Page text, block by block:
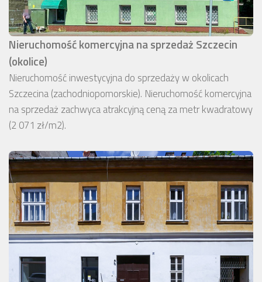
Nieruchomość komercyjna na sprzedaż Szczecin
(okolice)
Nieruchomość inwestycyjna do sprzedaży w okolicach
Szczecina (zachodniopomorskie). Nieruchomość komercyjna
na sprzedaż zachwyca atrakcyjną ceną za metr kwadratowy
(2 071 zł/m2).